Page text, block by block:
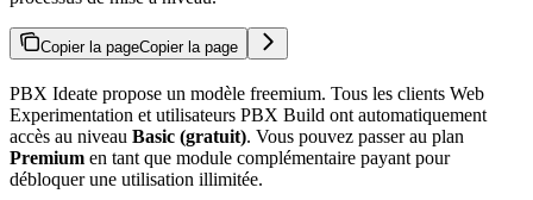
Copier la pageCopier la page
PBX Ideate propose un modèle freemium. Tous les clients Web
Experimentation et utilisateurs PBX Build ont automatiquement
accès au niveau Basic (gratuit). Vous pouvez passer au plan
Premium en tant que module complémentaire payant pour
débloquer une utilisation illimitée.